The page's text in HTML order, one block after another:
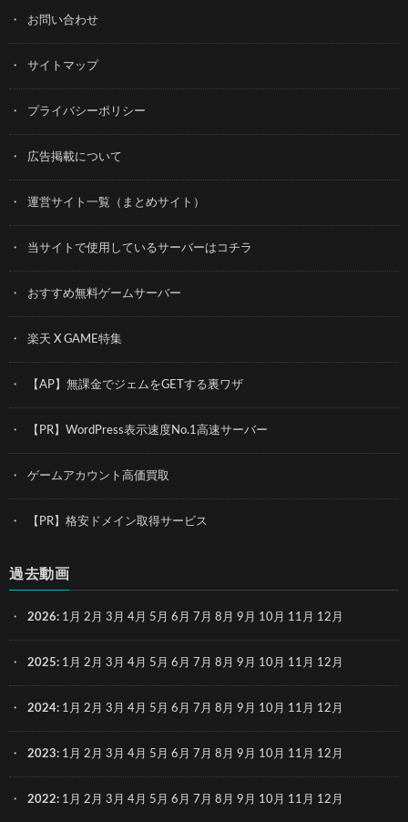
お問い合わせ
サイトマップ
プライバシーポリシー
広告掲載について
運営サイト一覧（まとめサイト）
当サイトで使用しているサーバーはコチラ
おすすめ無料ゲームサーバー
楽天 X GAME特集
【AP】無課金でジェムをGETする裏ワザ
【PR】WordPress表示速度No.1高速サーバー
ゲームアカウント高価買取
【PR】格安ドメイン取得サービス
過去動画
2026: 1月 2月 3月 4月 5月 6月 7月 8月 9月 10月 11月 12月
2025: 1月 2月 3月 4月 5月 6月 7月 8月 9月 10月 11月 12月
2024: 1月 2月 3月 4月 5月 6月 7月 8月 9月 10月 11月 12月
2023: 1月 2月 3月 4月 5月 6月 7月 8月 9月 10月 11月 12月
2022: 1月 2月 3月 4月 5月 6月 7月 8月 9月 10月 11月 12月